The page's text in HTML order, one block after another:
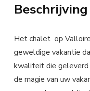
Beschrijving
Het chalet op
geweldige vakantie
kwaliteit die
de magie van uw